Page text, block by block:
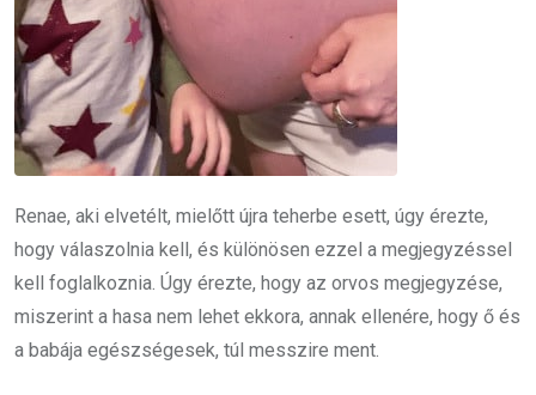
Renae, aki elvetélt, mielőtt újra teherbe esett, úgy érezte,
hogy válaszolnia kell, és különösen ezzel a megjegyzéssel
kell foglalkoznia. Úgy érezte, hogy az orvos megjegyzése,
miszerint a hasa nem lehet ekkora, annak ellenére, hogy ő és
a babája egészségesek, túl messzire ment.